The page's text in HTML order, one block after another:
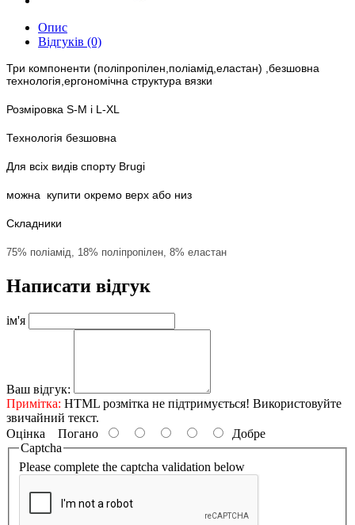
Опис
Відгуків (0)
Три компоненти (поліпропілен,поліамід,еластан) ,безшовна
технологія,ергономічна структура вязки
Розміровка S-M і L-XL
Технологія безшовна
Для всіх видів спорту Brugi
можна купити окремо верх або низ
Складники
75% поліамід, 18% поліпропілен, 8% еластан
Написати відгук
ім'я
Ваш відгук:
Примітка: HTML розмітка не підтримується! Використовуйте
звичайний текст.
Оцінка Погано
Добре
Captcha
Please complete the captcha validation below